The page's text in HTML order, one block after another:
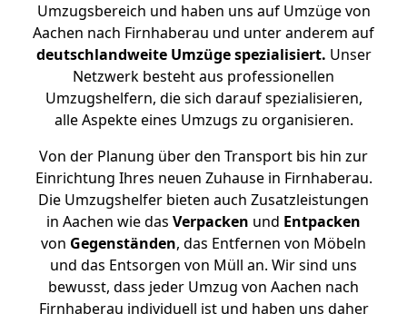
Umzugsbereich und haben uns auf Umzüge von
Aachen nach Firnhaberau und unter anderem auf
deutschlandweite Umzüge spezialisiert. Unser
Netzwerk besteht aus professionellen
Umzugshelfern, die sich darauf spezialisieren,
alle Aspekte eines Umzugs zu organisieren.
Von der Planung über den Transport bis hin zur
Einrichtung Ihres neuen Zuhause in Firnhaberau.
Die Umzugshelfer bieten auch Zusatzleistungen
in Aachen wie das Verpacken und Entpacken
von Gegenständen, das Entfernen von Möbeln
und das Entsorgen von Müll an. Wir sind uns
bewusst, dass jeder Umzug von Aachen nach
Firnhaberau individuell ist und haben uns daher